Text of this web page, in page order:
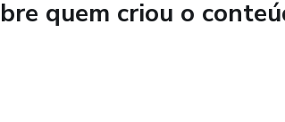
quem criou o